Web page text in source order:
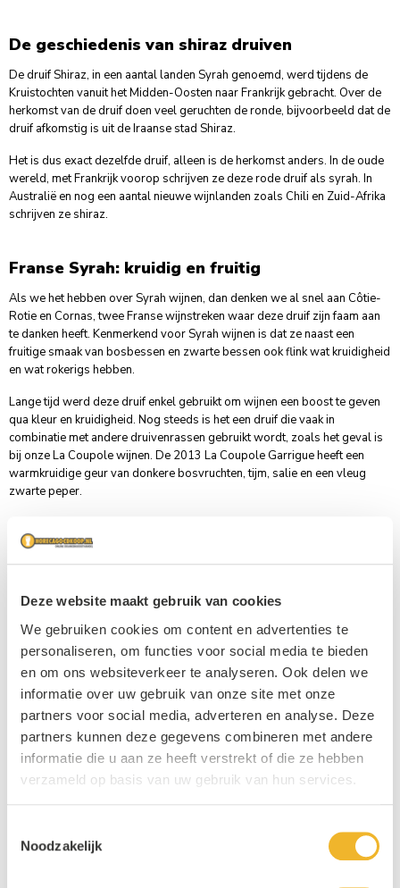
Deze website maakt gebruik van cookies
We gebruiken cookies om content en advertenties te
personaliseren, om functies voor social media te bieden
en om ons websiteverkeer te analyseren. Ook delen we
informatie over uw gebruik van onze site met onze
partners voor social media, adverteren en analyse. Deze
partners kunnen deze gegevens combineren met andere
informatie die u aan ze heeft verstrekt of die ze hebben
verzameld op basis van uw gebruik van hun services.
Noodzakelijk
De geschiedenis van shiraz druiven
De druif Shiraz, in een aantal landen Syrah genoemd, werd tijdens de
Kruistochten vanuit het Midden-Oosten naar Frankrijk gebracht. Over de
herkomst van de druif doen veel geruchten de ronde, bijvoorbeeld dat de
druif afkomstig is uit de Iraanse stad Shiraz.
Het is dus exact dezelfde druif, alleen is de herkomst anders. In de oude
wereld, met Frankrijk voorop schrijven ze deze rode druif als syrah. In
Australië en nog een aantal nieuwe wijnlanden zoals Chili en Zuid-Afrika
schrijven ze shiraz.
Franse Syrah: kruidig en fruitig
Als we het hebben over Syrah wijnen, dan denken we al snel aan Côtie-
Rotie en Cornas, twee Franse wijnstreken waar deze druif zijn faam aan
te danken heeft. Kenmerkend voor Syrah wijnen is dat ze naast een
fruitige smaak van bosbessen en zwarte bessen ook flink wat kruidigheid
en wat rokerigs hebben.
Lange tijd werd deze druif enkel gebruikt om wijnen een boost te geven
qua kleur en kruidigheid. Nog steeds is het een druif die vaak in
combinatie met andere druivenrassen gebruikt wordt, zoals het geval is
bij onze La Coupole wijnen. De 2013 La Coupole Garrigue heeft een
warmkruidige geur van donkere bosvruchten, tijm, salie en een vleug
zwarte peper.
Provençaalse kruiden (garrigue).
Australische Shiraz: rijp, zoet en krachtig
In de negentiende eeuw werd de Syrah-druif aangeplant in Australië,
waar deze de naam Shiraz kreeg, en inmiddels is het de meest
aangeplante druif in het land! Shiraz wijnen uit Australië zijn in
vergelijking met Syrah wijnen rijper, zoeter en krachtiger. Zo is de Kiwi
Cuvée Shiraz Fles 75cl een krachtige en fruitrijke wijn met soepele
afdronk.
Erg populair is ook de Vinarius Chiraz rode wijn 12x25cl. Zoals de naam
het al zegt is dit een krachtige rode wijn, met een verrassende smaak. De
Vinarius is een zachte, krachtige Shiraz met rijp donker fruit in een
Bovendien bieden de bubbels (fris) goede tegenhang aan de fruittonen.
van